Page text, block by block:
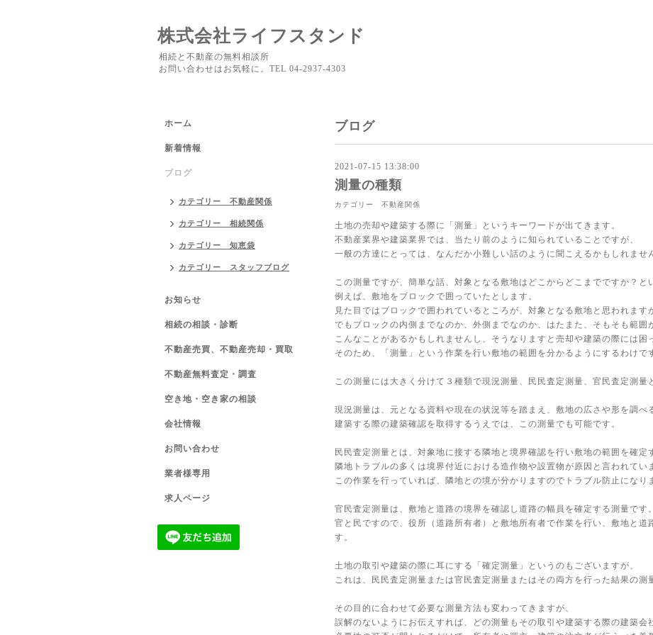
株式会社ライフスタンド
相続と不動産の無料相談所
お問い合わせはお気軽に。TEL 04-2937-4303
ブログ
2021-07-15 13:38:00
測量の種類
カテゴリー 不動産関係
土地の売却や建築する際に「測量」というキーワードが出てきます。
不動産業界や建築業界では、当たり前のように知られていることですが、
一般の方達にとっては、なんだか小難しい話のように聞こえるかもしれませ
この測量ですが、簡単な話、対象となる敷地はどこからどこまでですか？と
例えば、敷地をブロックで囲っていたとします。
見た目ではブロックで囲われているところが、対象となる敷地と思われます
でもブロックの内側までなのか、外側までなのか、はたまた、そもそも範囲
こんなことがあるかもしれませんし、そうなりますと売却や建築の際には困
そのため、「測量」という作業を行い敷地の範囲を分かるようにするわけで
この測量には大きく分けて３種類で現況測量、民民査定測量、官民査定測量
現況測量は、元となる資料や現在の状況等を踏まえ、敷地の広さや形を調べ
建築する際の建築確認を取得するうえでは、この測量でも可能です。
民民査定測量とは、対象地に接する隣地と境界確認を行い敷地の範囲を確定
隣地トラブルの多くは境界付近における造作物や設置物が原因と言われてい
この作業を行っていれば、隣地との境が分かりますのでトラブル防止になり
官民査定測量は、敷地と道路の境界を確認し道路の幅員を確定する測量です。
官と民ですので、役所（道路所有者）と敷地所有者で作業を行い、敷地と道
す。
土地の取引や建築の際に耳にする「確定測量」というのもございますが、
これは、民民査定測量または官民査定測量またはその両方を行った結果の測
その目的に合わせて必要な測量方法も変わってきますが、
誤解のないようにお伝えすれば、どの測量もその取引や建築する際の建築会
ホーム
新着情報
ブログ
カテゴリー 不動産関係
カテゴリー 相続関係
カテゴリー 知恵袋
カテゴリー スタッフブログ
お知らせ
相続の相談・診断
不動産売買、不動産売却・買取
不動産無料査定・調査
空き地・空き家の相談
会社情報
お問い合わせ
業者様専用
求人ページ